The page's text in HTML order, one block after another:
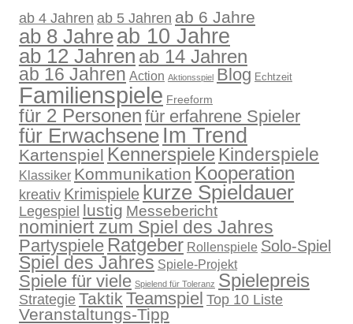
ab 4 Jahren ab 5 Jahren ab 6 Jahre
ab 8 Jahreab 10 Jahre
ab 12 Jahren ab 14 Jahren
ab 16 Jahren Action Aktionsspiel Blog Echtzeit
Familienspiele Freeform
für 2 Personen für erfahrene Spieler
für Erwachsene Im Trend
Kartenspiel Kennerspiele Kinderspiele
Klassiker Kommunikation Kooperation
kreativ Krimispiele kurze Spieldauer
Legespiel lustig Messebericht
nominiert zum Spiel des Jahres
Partyspiele Ratgeber Rollenspiele Solo-Spiel
Spiel des Jahres Spiele-Projekt
Spiele für viele Spielend für Toleranz Spielepreis
StrategieTaktik Teamspiel Top 10 Liste
Veranstaltungs-Tipp